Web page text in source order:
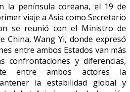
la península coreana, el 19 de
viaje a Asia como Secretario
se reunió con el Ministro de
China, Wang Yi, donde expresó
entre ambos Estados van más
confrontaciones y diferencias,
entre ambos actores la
la estabilidad global y